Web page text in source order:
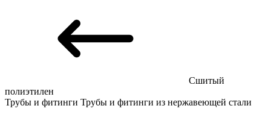
Сшитый
полиэтилен
Трубы и фитинги Трубы и фитинги из нержавеющей стали